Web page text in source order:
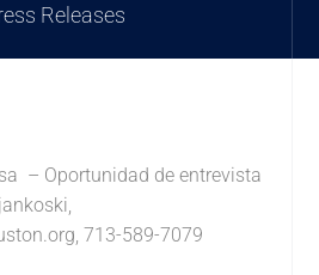
Releases
– Oportunidad de entrevista
, 713-589-7079